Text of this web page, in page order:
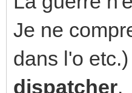
Je ne
dans l'o
dispatcher.